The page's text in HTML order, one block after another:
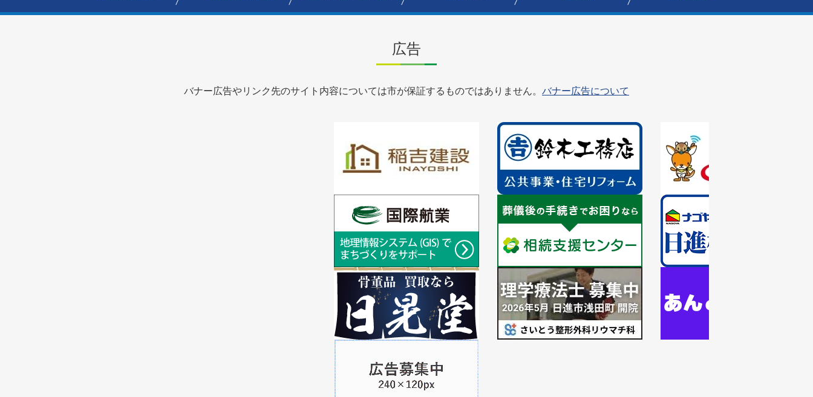
広告
バナー広告やリンク先のサイト内容については市が保証するものではありません。 バナー広告について
の
ド
1
枚
目
の
ス
イ
枚
目
ラ
イ
ド
目
の
ス
ラ
枚
の
ラ
イ
ド
1
枚
目
の
ス
ド
1
の
ス
ラ
イ
ド
1
枚
目
の
ス
目
1
枚
目
の